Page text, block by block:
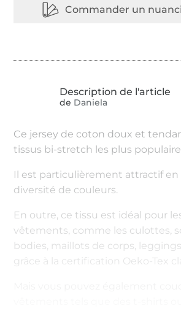
de Daniela
Ce jersey de coton doux et
tissus bi-stretch les plus
Il est particulièrement attractif en
diversité de couleurs.
En outre, ce tissu est idéal pour
vêtements, comme les culottes,
bodies, maillots de corps,
grâce à la certification Oeko-Tex